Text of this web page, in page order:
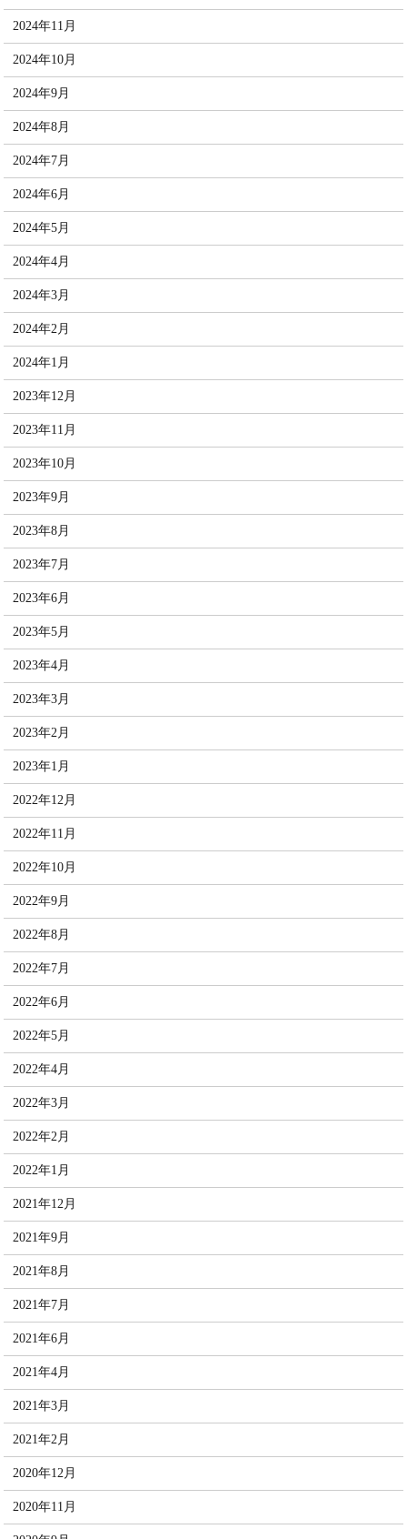
2024年11月
2024年10月
2024年9月
2024年8月
2024年7月
2024年6月
2024年5月
2024年4月
2024年3月
2024年2月
2024年1月
2023年12月
2023年11月
2023年10月
2023年9月
2023年8月
2023年7月
2023年6月
2023年5月
2023年4月
2023年3月
2023年2月
2023年1月
2022年12月
2022年11月
2022年10月
2022年9月
2022年8月
2022年7月
2022年6月
2022年5月
2022年4月
2022年3月
2022年2月
2022年1月
2021年12月
2021年9月
2021年8月
2021年7月
2021年6月
2021年4月
2021年3月
2021年2月
2020年12月
2020年11月